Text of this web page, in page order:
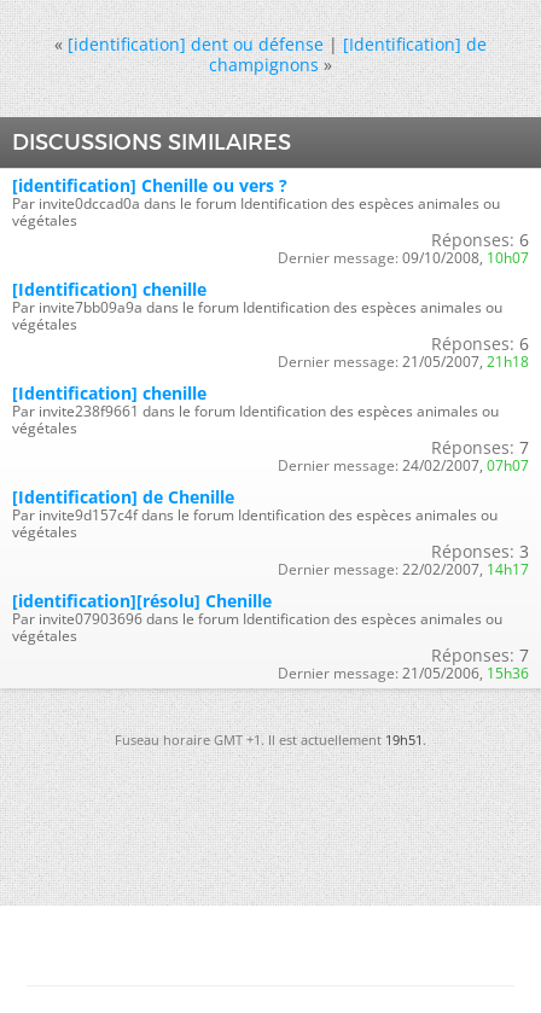
« [identification] dent ou défense|[Identification] de
champignons »
DISCUSSIONS SIMILAIRES
[identification] Chenille ou vers ?
Par invite0dccad0a dans le forum Identification des espèces animales ou
végétales
Réponses: 6
Dernier message: 09/10/2008, 10h07
[Identification] chenille
Par invite7bb09a9a dans le forum Identification des espèces animales ou
végétales
Réponses: 6
Dernier message: 21/05/2007, 21h18
[Identification] chenille
Par invite238f9661 dans le forum Identification des espèces animales ou
végétales
Réponses: 7
Dernier message: 24/02/2007, 07h07
[Identification] de Chenille
Par invite9d157c4f dans le forum Identification des espèces animales ou
végétales
Réponses: 3
Dernier message: 22/02/2007, 14h17
[identification][résolu] Chenille
Par invite07903696 dans le forum Identification des espèces animales ou
végétales
Réponses: 7
Dernier message: 21/05/2006, 15h36
Fuseau horaire GMT +1. Il est actuellement19h51.